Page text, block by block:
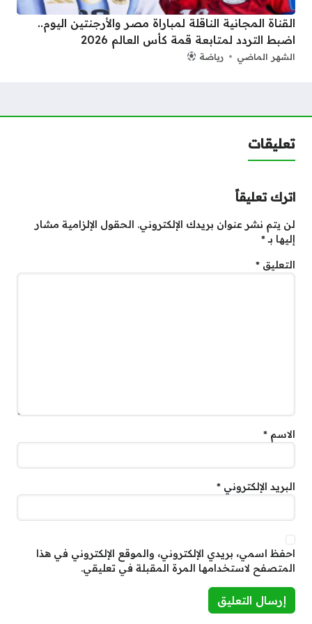
القناة المجانية الناقلة لمباراة مصر والأرجنتين اليوم..
اضبط التردد لمتابعة قمة كأس العالم 2026
الشهر الماضي رياضة
تعليقات
اترك تعليقاً
لن يتم نشر عنوان بريدك الإلكتروني. الحقول الإلزامية مشار
إليها بـ*
التعليق *
الاسم *
البريد الإلكتروني *
احفظ اسمي، بريدي الإلكتروني، والموقع الإلكتروني في هذا
المتصفح لاستخدامها المرة المقبلة في تعليقي.